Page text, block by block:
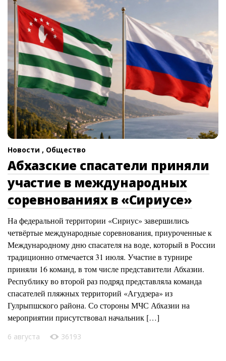
Новости , Общество
Абхазские спасатели приняли
участие в международных
соревнованиях в «Сириусе»
На федеральной территории «Сириус» завершились
четвёртые международные соревнования, приуроченные к
Международному дню спасателя на воде, который в России
традиционно отмечается 31 июля. Участие в турнире
приняли 16 команд, в том числе представители Абхазии.
Республику во второй раз подряд представляла команда
спасателей пляжных территорий «Агудзера» из
Гулрыпшского района. Со стороны МЧС Абхазии на
мероприятии присутствовал начальник […]
6 августа 36193